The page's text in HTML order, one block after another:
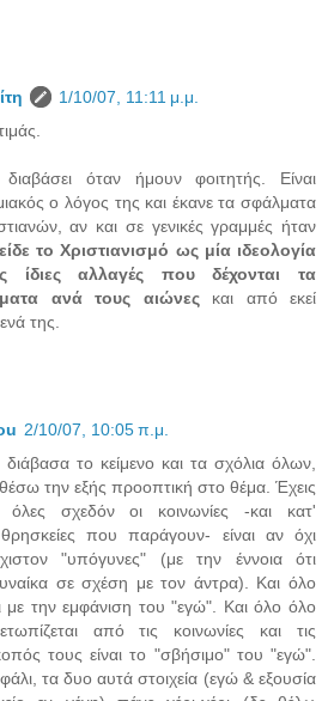
1/10/07, 11:11 μ.μ.
όταν ήμουν φοιτητής. Είναι
ο λόγος της και έκανε τα σφάλματα
αν και σε γενικές γραμμές ήταν
το Χριστιανισμό ως μία ιδεολογία
ίδιες αλλαγές που δέχονται τα
ανά τους αιώνεςκαι από εκεί
της.
2/10/07, 10:05 π.μ.
το κείμενο και τα σχόλια όλων,
την εξής προοπτική στο θέμα. Έχεις
όλες σχεδόν οι κοινωνίες -και κατ'
που παράγουν- είναι αν όχι
"υπόγυνες" (με την έννοια ότι
σε σχέση με τον άντρα). Και όλο
με την εμφάνιση του "εγώ". Και όλο όλο
από τις κοινωνίες και τις
τους είναι το "σβήσιμο" του "εγώ".
τα δυο αυτά στοιχεία (εγώ & εξουσία